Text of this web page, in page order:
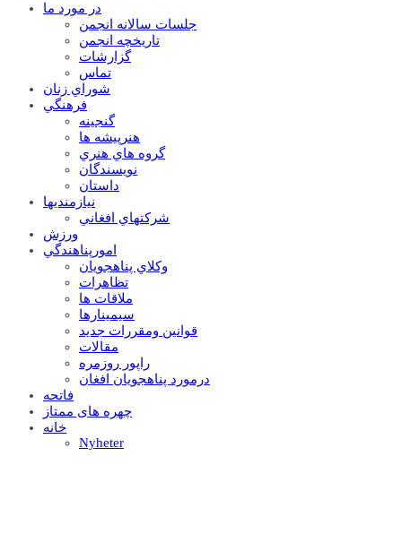
در مورد ما
جلسات سالانه انجمن
تاریخچه انجمن
گزارشات
تماس
شوراي زنان
فرهنگي
گنجينه
هنرپيشه ها
گروه هاي هنري
نويسندگان
داستان
نيازمنديها
شرکتهاي افغاني
ورزش
امورپناهندگي
وکلاي پناهجويان
تظاهرات
ملاقات ها
سيمينارها
قوانين ومقررات جديد
مقالات
راپور روزمره
درمورد پناهجويان افغان
فاتحه
چهره های ممتاز
خانه
Nyheter